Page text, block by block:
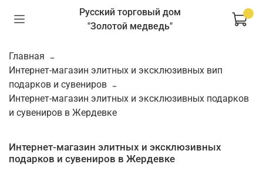
Русский торговый дом
"Золотой медведь"
Главная
Интернет-магазин элитных и эксклюзивных вип
подарков и сувениров
Интернет-магазин элитных и эксклюзивных подарков
и сувениров в Жердевке
Интернет-магазин элитных и эксклюзивных
подарков и сувениров в Жердевке